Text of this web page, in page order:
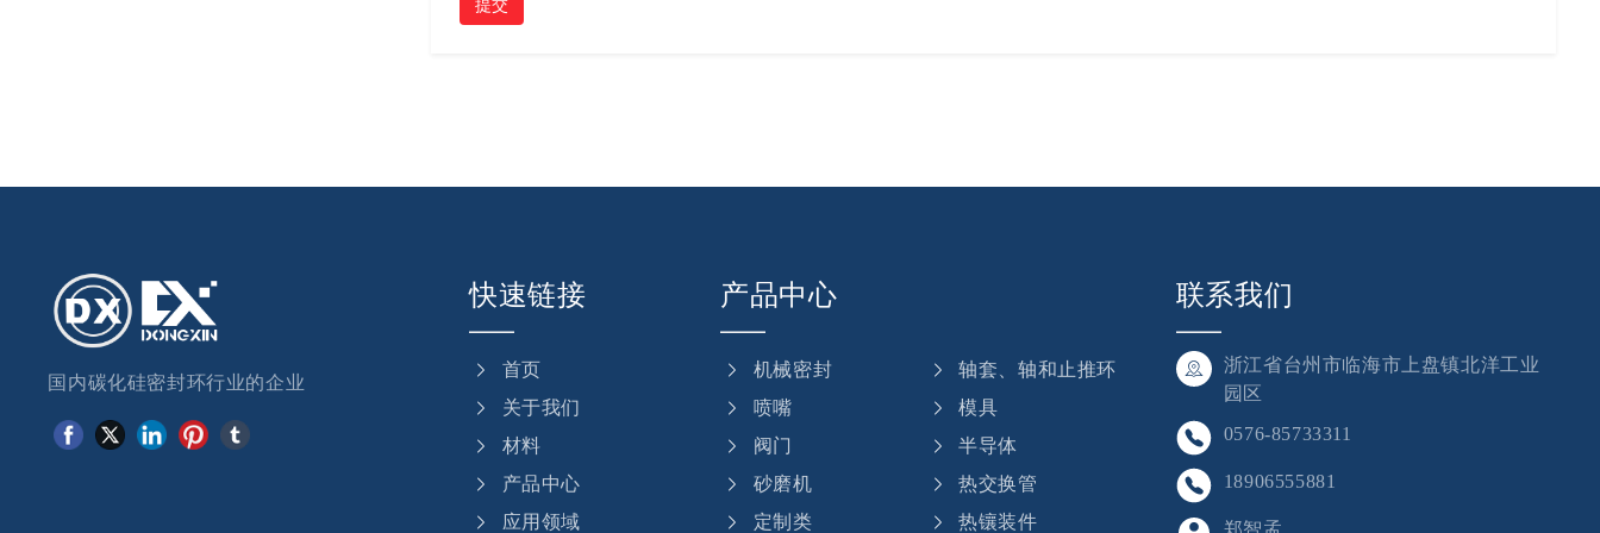
提交
国内碳化硅密封环行业的企业
快速链接
首页
关于我们
材料
产品中心
应用领域
产品中心
机械密封
轴套、轴和止推环
喷嘴
模具
阀门
半导体
砂磨机
热交换管
定制类
热镶装件
联系我们
浙江省台州市临海市上盘镇北洋工业
园区
0576-85733311
18906555881
郑智孟